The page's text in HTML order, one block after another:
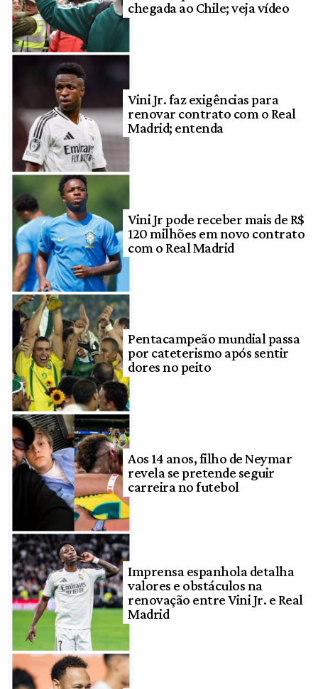
chegada ao Chile; veja vídeo
Vini Jr. faz exigências para
renovar contrato com o Real
Madrid; entenda
Vini Jr pode receber mais de R$
120 milhões em novo contrato
com o Real Madrid
Pentacampeão mundial passa
por cateterismo após sentir
dores no peito
Aos 14 anos, filho de Neymar
revela se pretende seguir
carreira no futebol
Imprensa espanhola detalha
valores e obstáculos na
renovação entre Vini Jr. e Real
Madrid